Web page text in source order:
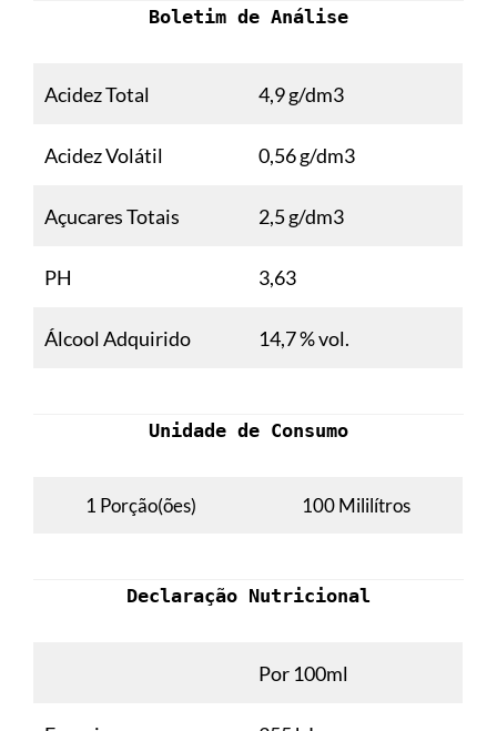
Boletim de Análise
Acidez Total 4,9 g/dm3
Acidez Volátil 0,56 g/dm3
Açucares Totais 2,5 g/dm3
PH 3,63
Álcool Adquirido 14,7 % vol.
Unidade de Consumo
1 Porção(ões) 100 Mililítros
Declaração Nutricional
Por 100ml